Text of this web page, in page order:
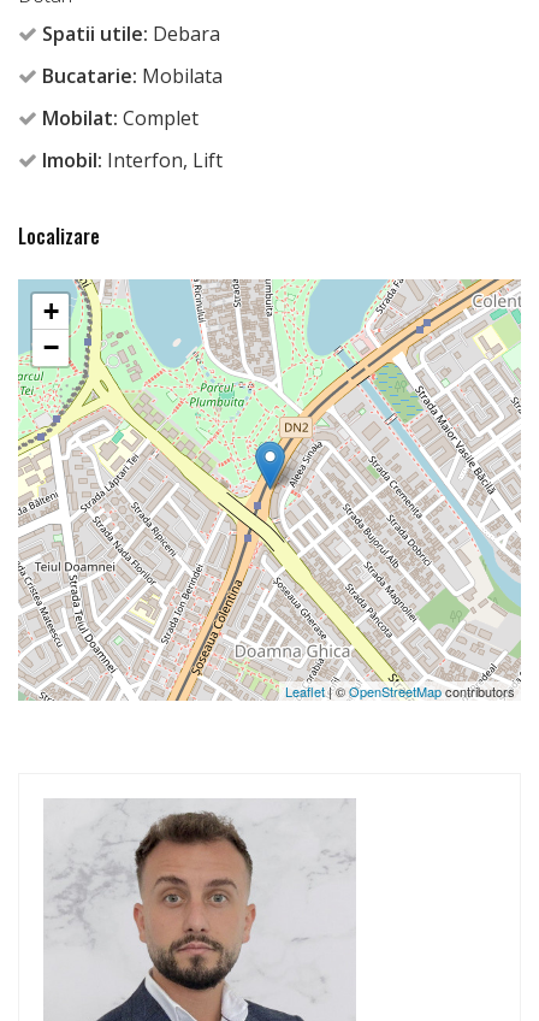
Spatii utile: Debara
Bucatarie: Mobilata
Mobilat: Complet
Imobil: Interfon, Lift
Localizare
+
−
Leaflet| ©OpenStreetMapcontributors